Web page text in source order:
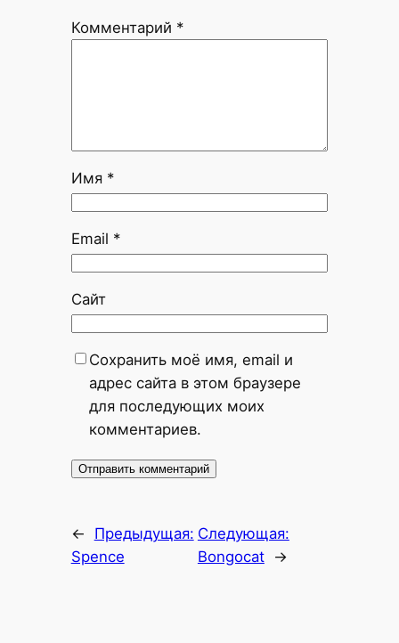
Комментарий *
Имя *
Email *
Сайт
Сохранить моё имя, email и
адрес сайта в этом браузере
для последующих моих
комментариев.
←
Предыдущая:
Spence
Следующая:
Bongocat
→